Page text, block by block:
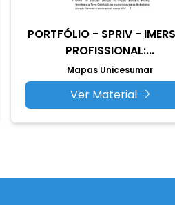
PORTFÓLIO - SPRIV -
PROFISSIONAL:...
Mapas Unicesumar
Ver Material